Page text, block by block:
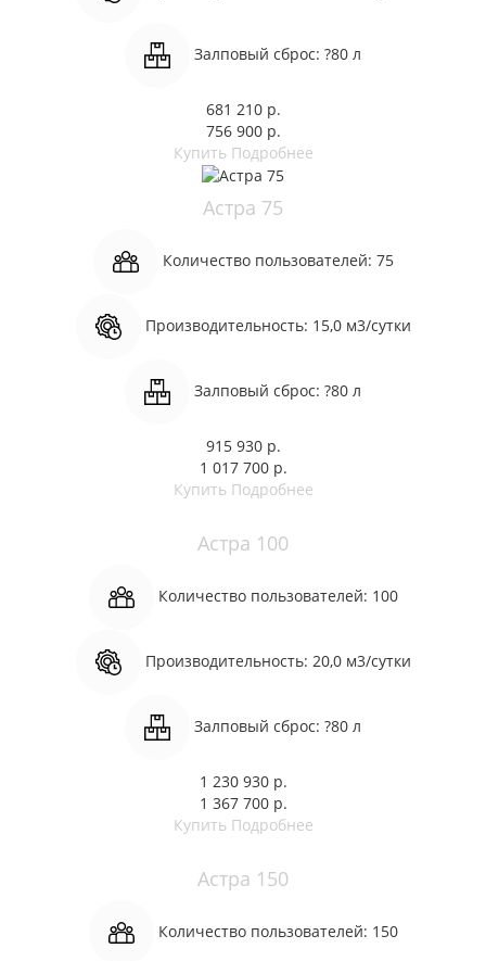
Залповый сброс: ?80 л
681 210 р.
756 900 р.
Купить Подробнее
Астра 75
Количество пользователей: 75
Производительность: 15,0 м3/сутки
Залповый сброс: ?80 л
915 930 р.
1 017 700 р.
Купить Подробнее
Астра 100
Количество пользователей: 100
Производительность: 20,0 м3/сутки
Залповый сброс: ?80 л
1 230 930 р.
1 367 700 р.
Купить Подробнее
Астра 150
Количество пользователей: 150